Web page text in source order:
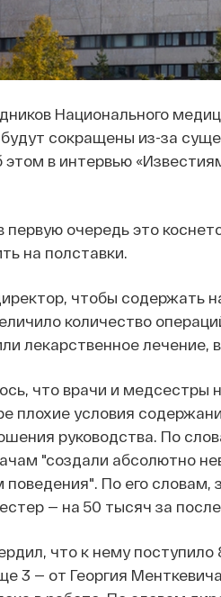
Национального
сокращены из-за
в интервью
первую очередь это
на полставки.
чтобы содержать
количество
лекарственное лечение,
что врачи и медсестры
плохие условия
руководства. По
"создали абсолютно
поведения". По его словам,
— на 50 тысяч за
что к нему поступило
3 — от Георгия